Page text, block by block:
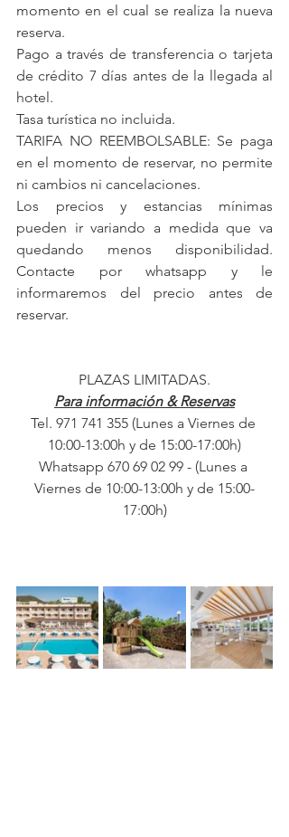
momento en el cual se realiza la nueva
reserva.
Pago a través de transferencia o tarjeta
de crédito 7 días antes de la llegada al
hotel.
Tasa turística no incluida.
TARIFA NO REEMBOLSABLE: Se paga
en el momento de reservar, no permite
ni cambios ni cancelaciones.
Los precios y estancias mínimas
pueden ir variando a medida que va
quedando menos disponibilidad.
Contacte por whatsapp y le
informaremos del precio antes de
reservar.
PLAZAS LIMITADAS.
Para información & Reservas
Tel. 971 741 355 (Lunes a Viernes de
10:00-13:00h y de 15:00-17:00h)
Whatsapp 670 69 02 99 - (Lunes a
Viernes de 10:00-13:00h y de 15:00-
17:00h)